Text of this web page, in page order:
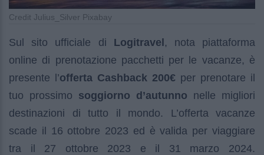
Credit Julius_Silver Pixabay
Sul sito ufficiale di Logitravel, nota piattaforma
online di prenotazione pacchetti per le vacanze, è
presente l’offerta Cashback 200€ per prenotare il
tuo prossimo soggiorno d’autunno nelle migliori
destinazioni di tutto il mondo. L’offerta vacanze
scade il 16 ottobre 2023 ed è valida per viaggiare
tra il 27 ottobre 2023 e il 31 marzo 2024.